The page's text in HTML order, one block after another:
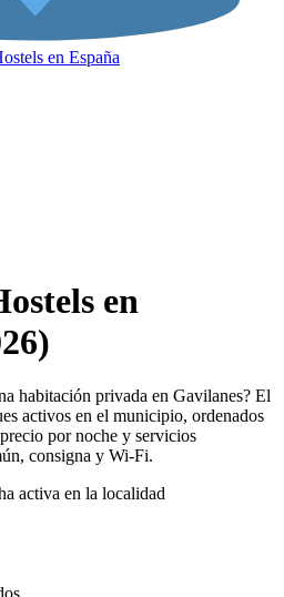
en España
en
habitación privada en Gavilanes? El
activos en el municipio, ordenados
por noche y servicios
consigna y Wi-Fi.
activa en la localidad